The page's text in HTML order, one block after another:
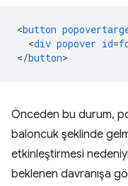
<button
<div popover id=
</button
Önceden bu durum,
baloncuk şeklinde
etkinleştirmesi
beklenen davranışa